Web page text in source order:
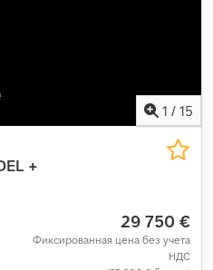
1 / 15
+
29 750 €
Фиксированная цена без учета
НДС